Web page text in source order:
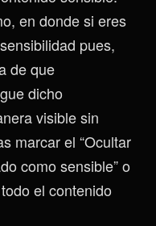
en donde si eres
pues,
de que
dicho
visible sin
marcar el “Ocultar
como sensible” o
el contenido